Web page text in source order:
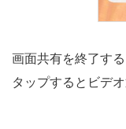
画面共有を終了す
タップするとビデ